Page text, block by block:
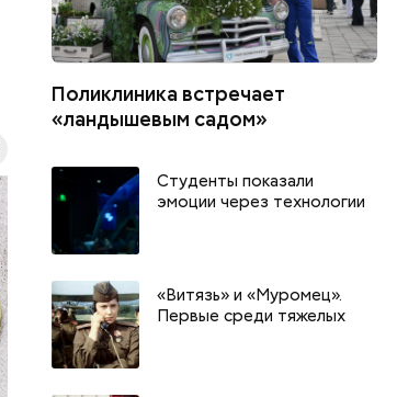
Поликлиника встречает
«ландышевым садом»
Студенты показали
эмоции через технологии
«Витязь» и «Муромец».
Первые среди тяжелых